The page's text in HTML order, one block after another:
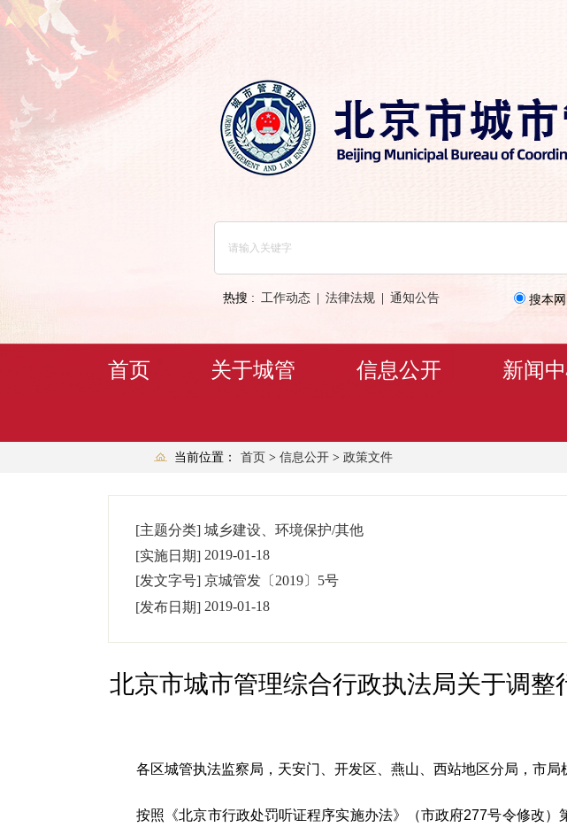
搜本网
热搜 : 工作动态 法律法规 通知公告
首页 关于城管 信息公开 新闻
当前位置： 首页 > 信息公开 > 政策文件
[主题分类] 城乡建设、环境保护/其他
[实施日期] 2019-01-18
[发文字号] 京城管发 〔 2019〕 5号
[发布日期] 2019-01-18
北京市城市管理综合行政执法局关于调
各区城管执法监察局，天安门、开发区、燕山、西站地区分局，市局
按照《北京市行政处罚听证程序实施办法》（市政府277号令修改